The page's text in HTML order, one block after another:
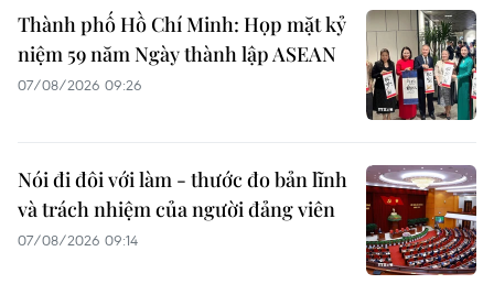
Thành phố Hồ Chí Minh: Họp mặt kỷ
niệm 59 năm Ngày thành lập ASEAN
07/08/2026 09:26
Nói đi đôi với làm - thước đo bản lĩnh
và trách nhiệm của người đảng viên
07/08/2026 09:14